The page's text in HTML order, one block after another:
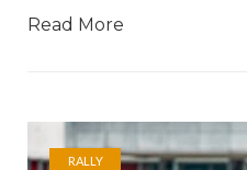
Read More
RALLY